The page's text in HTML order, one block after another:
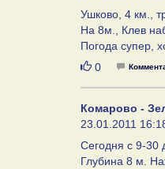
Ушково, 4 км.,
На 8м., Клев
Погода супер,
Нравится
0
Комарово -
23.01.2011
Сегодня с 9-30
Глубина 8 м.